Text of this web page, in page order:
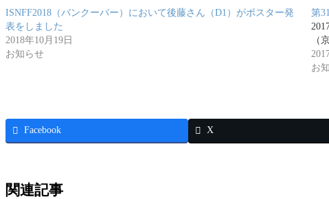
ISNFF2018（バンクーバー）において後藤さん（D1）がポスター発
表をしました
2018年10月19日
お知らせ
第
（
お
Facebook X
関連記事